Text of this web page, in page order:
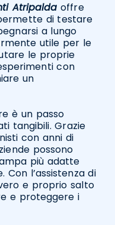
Atripalda offre
di testare
a lungo
utile per le
le proprie
con
un
è un passo
tangibili. Grazie
con anni di
possono
più adatte
Con l’assistenza di
e proprio salto
e proteggere i